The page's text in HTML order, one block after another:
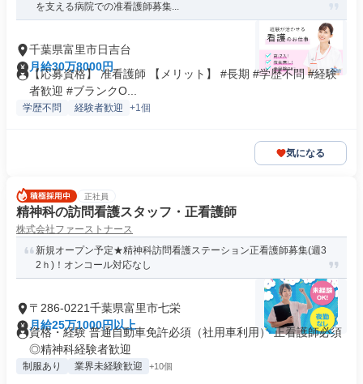
を支える病院での准看護師募集...
千葉県富里市日吉台
月給30万8000円
【応募資格】 准看護師 【メリット】 #長期 #学歴不問 #経験
者歓迎 #ブランクO...
学歴不問 経験者歓迎 +1個
気になる
正社員
精神科の訪問看護スタッフ・正看護師
株式会社ファーストナース
新規オープン予定★精神科訪問看護ステーション正看護師募集(週3
2ｈ)！オンコール対応なし
〒286-0221千葉県富里市七栄
月給25万1000円以上
資格・経験 普通自動車免許必須（社用車利用） 正看護師必須
◎精神科経験者歓迎
制服あり 業界未経験歓迎 +10個